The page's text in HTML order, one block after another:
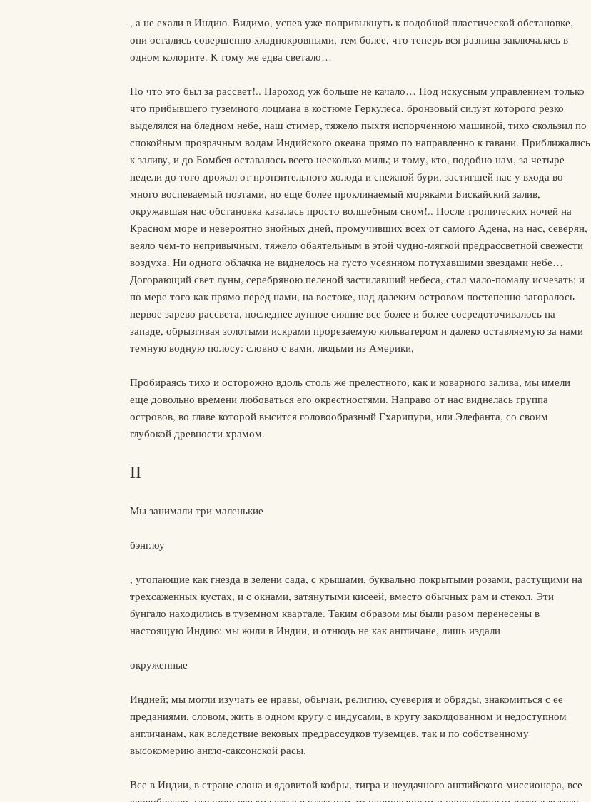
, а не ехали в Индию. Видимо, успев уже попривыкнуть к подобной пластической обстановке,
они остались совершенно хладнокровными, тем более, что теперь вся разница заключалась в
одном колорите. К тому же едва светало…
Но что это был за рассвет!.. Пароход уж больше не качало… Под искусным управлением только
что прибывшего туземного лоцмана в костюме Геркулеса, бронзовый силуэт которого резко
выделялся на бледном небе, наш стимер, тяжело пыхтя испорченною машиной, тихо скользил по
спокойным прозрачным водам Индийского океана прямо по направленно к гавани. Приближались
к заливу, и до Бомбея оставалось всего несколько миль; и тому, кто, подобно нам, за четыре
недели до того дрожал от пронзительного холода и снежной бури, застигшей нас у входа во
много воспеваемый поэтами, но еще более проклинаемый моряками Бискайский залив,
окружавшая нас обстановка казалась просто волшебным сном!.. После тропических ночей на
Красном море и невероятно знойных дней, промучивших всех от самого Адена, на нас, северян,
веяло чем-то непривычным, тяжело обаятельным в этой чудно-мягкой предрассветной свежести
воздуха. Ни одного облачка не виднелось на густо усеянном потухавшими звездами небе…
Догорающий свет луны, серебряною пеленой застилавший небеса, стал мало-помалу исчезать; и
по мере того как прямо перед нами, на востоке, над далеким островом постепенно загоралось
первое зарево рассвета, последнее лунное сияние все более и более сосредоточивалось на
западе, обрызгивая золотыми искрами прорезаемую кильватером и далеко оставляемую за нами
темную водную полосу: словно с вами, людьми из Америки,
Пробираясь тихо и осторожно вдоль столь же прелестного, как и коварного залива, мы имели
еще довольно времени любоваться его окрестностями. Направо от нас виднелась группа
островов, во главе которой высится головообразный Гхарипури, или Элефанта, со своим
глубокой древности храмом.
II
Мы занимали три маленькие
бэнглоу
, утопающие как гнезда в зелени сада, с крышами, буквально покрытыми розами, растущими на
трехсаженных кустах, и с окнами, затянутыми кисеей, вместо обычных рам и стекол. Эти
бунгало находились в туземном квартале. Таким образом мы были разом перенесены в
настоящую Индию: мы жили в Индии, и отнюдь не как англичане, лишь издали
окруженные
Индией; мы могли изучать ее нравы, обычаи, религию, суеверия и обряды, знакомиться с ее
преданиями, словом, жить в одном кругу с индусами, в кругу заколдованном и недоступном
англичанам, как вследствие вековых предрассудков туземцев, так и по собственному
высокомерию англо-саксонской расы.
Все в Индии, в стране слона и ядовитой кобры, тигра и неудачного английского миссионера, все